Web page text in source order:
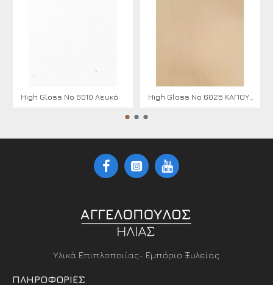
High Gloss No 6010 Λευκό
Υλικά Επιπλοποιίας- Εμπόριο Ξυλείας
ΠΛΗΡΟΦΟΡΊΕΣ